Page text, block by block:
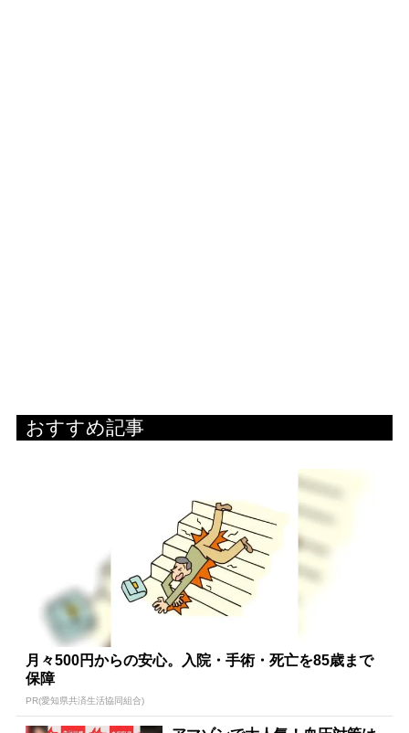
おすすめ記事
月々500円からの安心。入院・手術・死亡を85歳まで
保障
PR(愛知県共済生活協同組合)